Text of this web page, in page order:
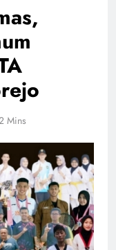
Mins